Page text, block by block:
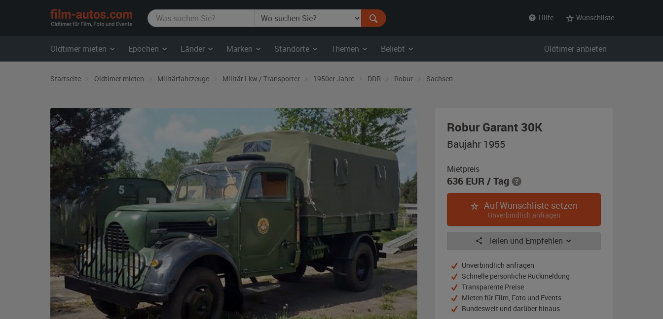
film-
autos.com
Hilfe Wunschliste
Oldtimer mieten Epochen Länder Marken Standorte Themen Beliebt Oldtimer anbieten
Startseite Oldtimer mieten Militärfahrzeuge Militär Lkw / Transporter 1950er Jahre DDR Robur Sachsen
Robur Garant 30K
olivgrün
Baujahr 1955
Mietpreis
636 EUR/ Tag
Auf Wunschliste setzen
Unverbindlich anfragen
Teilen und Empfehlen
Unverbindlich anfragen
Schnelle persönliche Rückmeldung
Transparente Preise
Mieten für Film, Foto und Events
Bundesweit und darüber hinaus